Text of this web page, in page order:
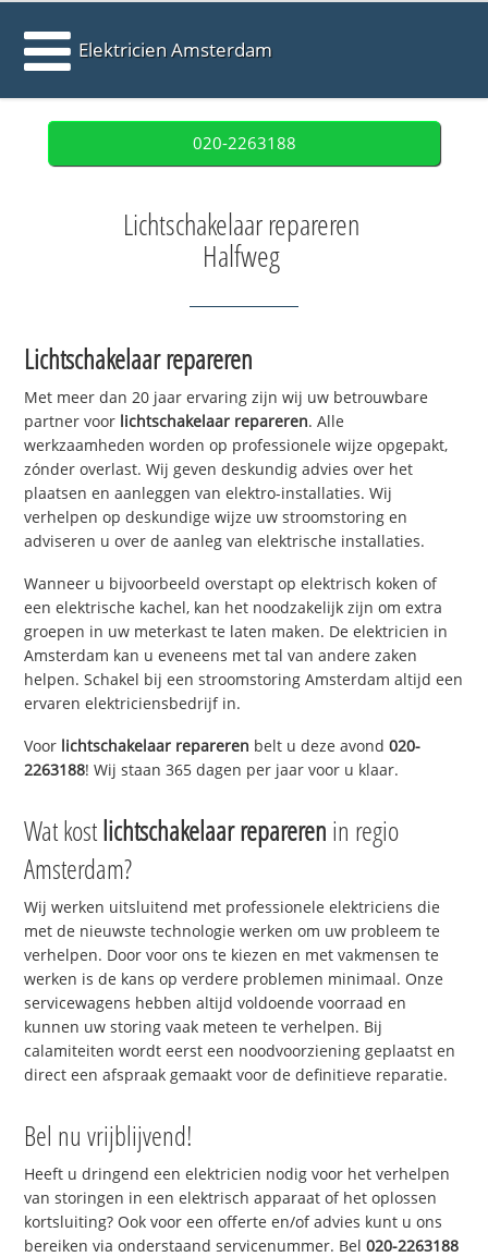
Elektricien Amsterdam
020-2263188
Lichtschakelaar repareren
Halfweg
Lichtschakelaar repareren
Met meer dan 20 jaar ervaring zijn wij uw betrouwbare
partner voor lichtschakelaar repareren. Alle
werkzaamheden worden op professionele wijze opgepakt,
zónder overlast. Wij geven deskundig advies over het
plaatsen en aanleggen van elektro-installaties. Wij
verhelpen op deskundige wijze uw stroomstoring en
adviseren u over de aanleg van elektrische installaties.
Wanneer u bijvoorbeeld overstapt op elektrisch koken of
een elektrische kachel, kan het noodzakelijk zijn om extra
groepen in uw meterkast te laten maken. De elektricien in
Amsterdam kan u eveneens met tal van andere zaken
helpen. Schakel bij een stroomstoring Amsterdam altijd een
ervaren elektriciensbedrijf in.
Voor lichtschakelaar repareren belt u deze avond020-
2263188! Wij staan 365 dagen per jaar voor u klaar.
Wat kostlichtschakelaar repareren in regio
Amsterdam?
Wij werken uitsluitend met professionele elektriciens die
met de nieuwste technologie werken om uw probleem te
verhelpen. Door voor ons te kiezen en met vakmensen te
werken is de kans op verdere problemen minimaal. Onze
servicewagens hebben altijd voldoende voorraad en
kunnen uw storing vaak meteen te verhelpen. Bij
calamiteiten wordt eerst een noodvoorziening geplaatst en
direct een afspraak gemaakt voor de definitieve reparatie.
Bel nu vrijblijvend!
Heeft u dringend een elektricien nodig voor het verhelpen
van storingen in een elektrisch apparaat of het oplossen
kortsluiting? Ook voor een offerte en/of advies kunt u ons
bereiken via onderstaand servicenummer. Bel020-2263188